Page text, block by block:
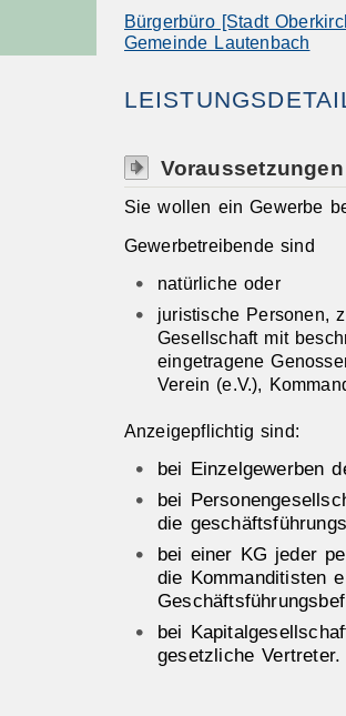
Bürgerbüro [Stadt
Gemeinde Lautenbach
Voraussetzungen
Sie wollen ein Gewerbe
Gewerbetreibende sind
natürliche oder
juristische Personen,
Gesellschaft mit
eingetragene
Verein (e.V.),
Anzeigepflichtig sind:
bei Einzelgewerben
bei
die
bei einer KG jeder
die Kommanditisten
bei
gesetzliche Vertreter.